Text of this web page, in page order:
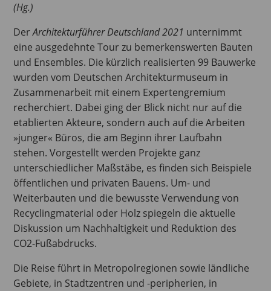
(Hg.)
DerArchitekturführer Deutschland 2021 unternimmt
eine ausgedehnte Tour zu bemerkenswerten Bauten
und Ensembles. Die kürzlich realisierten 99 Bauwerke
wurden vom Deutschen Architekturmuseum in
Zusammenarbeit mit einem Expertengremium
recherchiert. Dabei ging der Blick nicht nur auf die
etablierten Akteure, sondern auch auf die Arbeiten
»junger« Büros, die am Beginn ihrer Laufbahn
stehen. Vorgestellt werden Projekte ganz
unterschiedlicher Maßstäbe, es finden sich Beispiele
öffentlichen und privaten Bauens. Um- und
Weiterbauten und die bewusste Verwendung von
Recyclingmaterial oder Holz spiegeln die aktuelle
Diskussion um Nachhaltigkeit und Reduktion des
CO2-Fußabdrucks.
Die Reise führt in Metropolregionen sowie ländliche
Gebiete, in Stadtzentren und -peripherien, in